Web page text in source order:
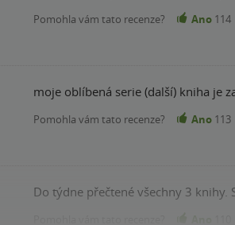
Pomohla vám tato recenze? Ano 114
moje oblíbená serie (další) kniha je
Pomohla vám tato recenze? Ano 113
Do týdne přečtené všechny 3